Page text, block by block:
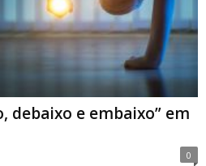
debaixo e embaixo” em
0